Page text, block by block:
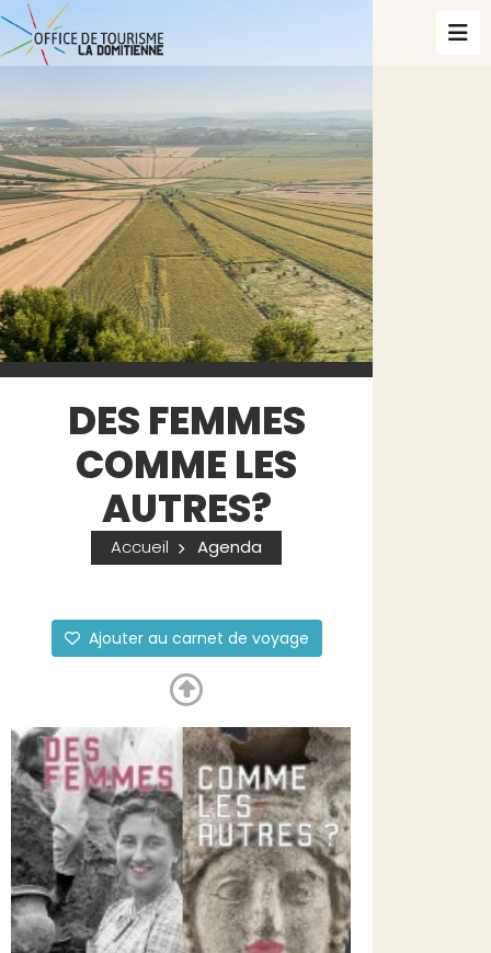
DES FEMMES
COMME LES
AUTRES?
Accueil Agenda
Ajouter au carnet de voyage